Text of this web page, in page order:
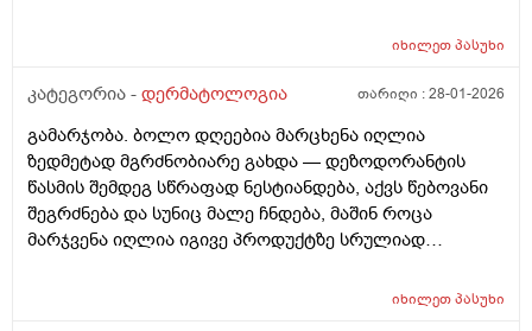
იხილეთპასუხი
კატეგორია - დერმატოლოგია თარიღი :28-01-2026
გამარჯობა. ბოლო დღეებია მარცხენა იღლია
ზედმეტად მგრძნობიარე გახდა — დეზოდორანტის
წასმის შემდეგ სწრაფად ნესტიანდება, აქვს წებოვანი
შეგრძნება და სუნიც მალე ჩნდება, მაშინ როცა
მარჯვენა იღლია იგივე პროდუქტზე სრულიად
ტკივილი არ მაქვს, მაგრამ აშკარა ასიმეტრიაა
იხილეთპასუხი